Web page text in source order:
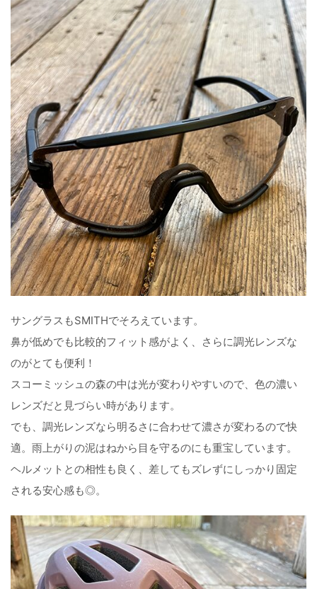
サングラスもSMITHでそろえています。
鼻が低めでも比較的フィット感がよく、さらに調光レンズな
のがとても便利！
スコーミッシュの森の中は光が変わりやすいので、色の濃い
レンズだと見づらい時があります。
でも、調光レンズなら明るさに合わせて濃さが変わるので快
適。雨上がりの泥はねから目を守るのにも重宝しています。
ヘルメットとの相性も良く、差してもズレずにしっかり固定
される安心感も◎。